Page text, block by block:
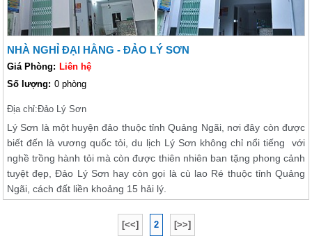
NHÀ NGHỈ ĐẠI HẰNG - ĐẢO LÝ SƠN
Giá Phòng: Liên hệ
Số lượng: 0 phòng
Địa chỉ:Đảo Lý Sơn
Lý Sơn là một huyện đảo thuộc tỉnh Quảng Ngãi, nơi đây còn được
biết đến là vương quốc tỏi, du lịch Lý Sơn không chỉ nổi tiếng với
nghề trồng hành tỏi mà còn được thiên nhiên ban tặng phong cảnh
tuyệt đẹp, Đảo Lý Sơn hay còn gọi là cù lao Ré thuộc tỉnh Quảng
Ngãi, cách đất liền khoảng 15 hải lý.
[<<] 2 [>>]